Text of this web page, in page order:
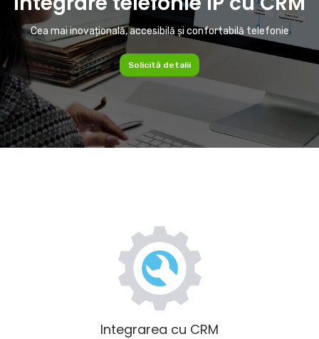
Cea mai inovațională, accesibilă și confortabilă telefonie
Solicită detalii
Integrarea cu CRM